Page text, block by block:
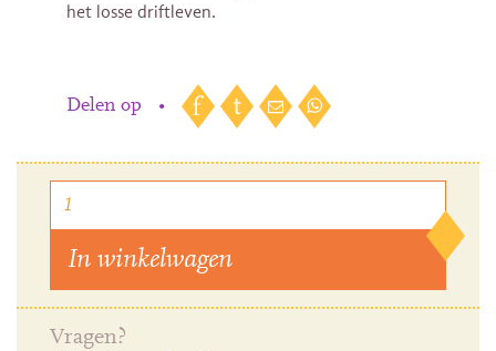
het losse driftleven.
Delen op •
In winkelwagen
Vragen?